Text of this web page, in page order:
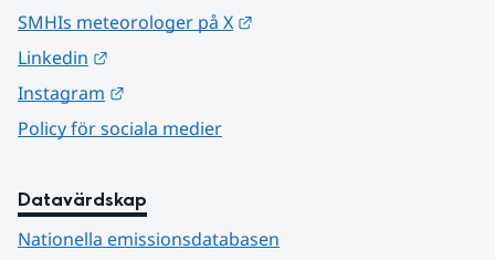
SMHIs meteorologer på X
Linkedin
Instagram
Policy för sociala medier
Datavärdskap
Nationella emissionsdatabasen